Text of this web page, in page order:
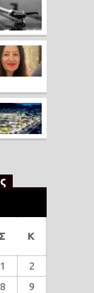
Σ Κ
1
2
8
9